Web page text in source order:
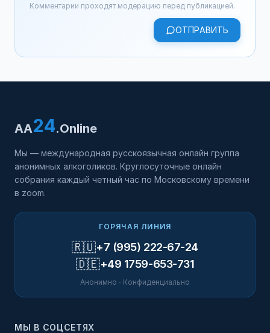
Комментарии проходят модерацию перед публикацией.
ОТПРАВИТЬ
AA24.Online
Мы — международная русскоязычная онлайн группа
анонимных алкоголиков. Круглосуточные онлайн
собрания каждый четный час по Московскому времени
в zoom.
ГОРЯЧАЯ ЛИНИЯ
🇷🇺+7 (995) 222-67-24
🇩🇪+49 1759-653-731
Анонимно · Конфиденциально
МЫ В СОЦСЕТЯХ